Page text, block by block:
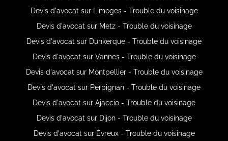
Devis d'avocat sur Limoges - Trouble du voisinage
Devis d'avocat sur Metz - Trouble du voisinage
Devis d'avocat sur Dunkerque - Trouble du voisinage
Devis d'avocat sur Vannes - Trouble du voisinage
Devis d'avocat sur Montpellier - Trouble du voisinage
Devis d'avocat sur Perpignan - Trouble du voisinage
Devis d'avocat sur Ajaccio - Trouble du voisinage
Devis d'avocat sur Dijon - Trouble du voisinage
Devis d'avocat sur Évreux - Trouble du voisinage